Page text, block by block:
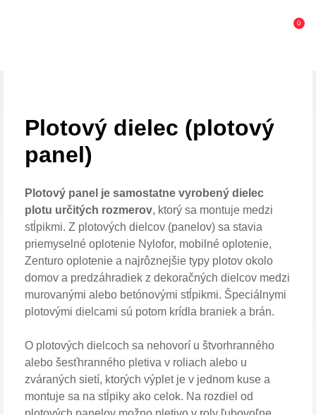
0
Plotový dielec (plotový
panel)
Plotový panel je samostatne vyrobený dielec
plotu určitých rozmerov, ktorý sa montuje medzi
stĺpikmi. Z plotových dielcov (panelov) sa stavia
priemyselné oplotenie Nylofor, mobilné oplotenie,
Zenturo oplotenie a najrôznejšie typy plotov okolo
domov a predzáhradiek z dekoračných dielcov medzi
murovanými alebo betónovými stĺpikmi. Špeciálnymi
plotovými dielcami sú potom krídla braniek a brán.
O plotových dielcoch sa nehovorí u štvorhranného
alebo šesťhranného pletiva v roliach alebo u
zváraných sietí, ktorých výplet je v jednom kuse a
montuje sa na stĺpiky ako celok. Na rozdiel od